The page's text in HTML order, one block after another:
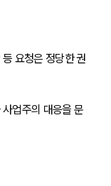
요청은 정당한 권
업주의 대응을 문